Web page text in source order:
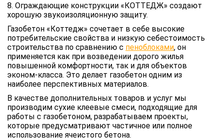
8. Ограждающие конструкции «КОТТЕДЖ» создают
хорошую звукоизоляционную защиту.
Газобетон «Коттедж» сочетает в себе высокие
потребительские свойства и низкую себестоимость
строительства по сравнению с пеноблоками, он
применяется как при возведении дорого жилья
повышенной комфортности, так и для объектов
эконом-класса. Это делает газобетон одним из
наиболее перспективных материалов.
В качестве дополнительных товаров и услуг мы
производим сухие клеевые смеси, подходящие для
работы с газобетоном, разрабатываем проекты,
которые предусматривают частичное или полное
использование ячеистого бетона.